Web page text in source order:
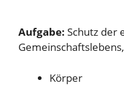
Aufgabe: Schutz der
Körper